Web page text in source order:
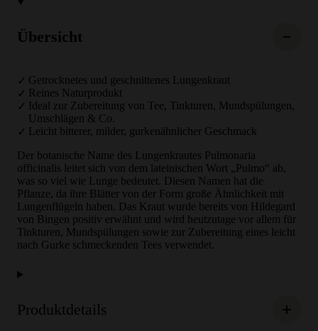
Übersicht
Getrocknetes und geschnittenes Lungenkraut
Reines Naturprodukt
Ideal zur Zubereitung von Tee, Tinkturen, Mundspülungen,
Umschlägen & Co.
Leicht bitterer, milder, gurkenähnlicher Geschmack
Der botanische Name des Lungenkrautes Pulmonaria
officinalis leitet sich von dem lateinischen Wort „Pulmo“ ab,
was so viel wie Lunge bedeutet. Diesen Namen hat die
Pflanze, da ihre Blätter von der Form große Ähnlichkeit mit
Lungenflügeln haben. Das Kraut wurde bereits von Hildegard
von Bingen positiv erwähnt und wird heutzutage vor allem für
Tinkturen, Mundspülungen sowie zur Zubereitung eines leicht
nach Gurke schmeckenden Tees verwendet.
Produktdetails